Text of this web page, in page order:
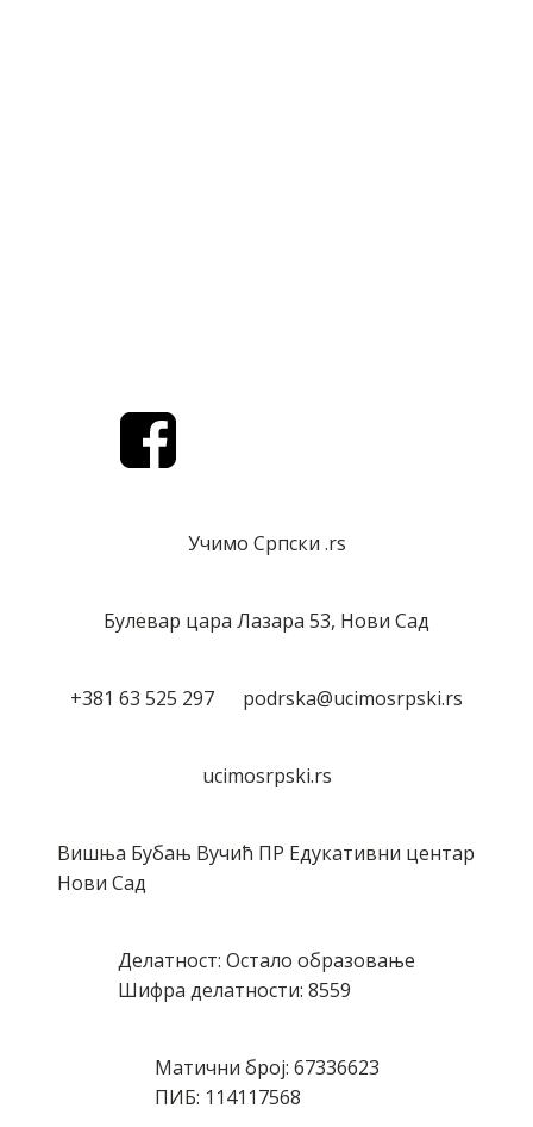
Учимо Српски .rs
Булевар цара Лазара 53, Нови Сад
+381 63 525 297 podrska@ucimosrpski.rs
ucimosrpski.rs
Вишња Бубањ Вучић ПР Едукативни центар
Нови Сад
Делатност: Остало образовање
Шифра делатности: 8559
Матични број: 67336623
ПИБ: 114117568